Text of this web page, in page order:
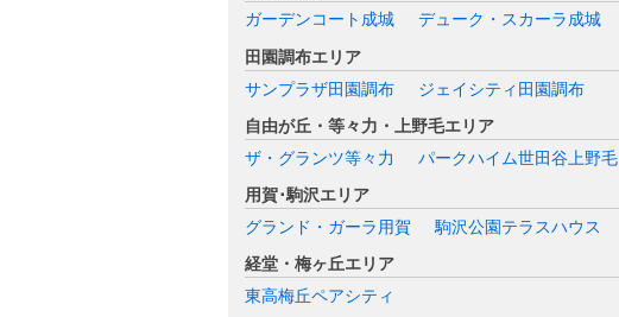
ガーデンコート成城
デューク・スカーラ成城
田園調布エリア
サンプラザ田園調布
ジェイシティ田園調布
自由が丘・等々力・上野毛エリア
ザ・グランツ等々力
パークハイム世田谷上野毛
用賀･駒沢エリア
グランド・ガーラ用賀
駒沢公園テラスハウス
経堂・梅ヶ丘エリア
東高梅丘ペアシティ